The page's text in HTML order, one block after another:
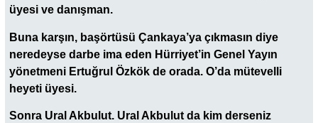
üyesi ve danışman.
Buna karşın, başörtüsü Çankaya’ya çıkmasın diye
neredeyse darbe ima eden Hürriyet’in Genel Yayın
yönetmeni Ertuğrul Özkök de orada. O’da mütevelli
heyeti üyesi.
Sonra Ural Akbulut. Ural Akbulut da kim derseniz